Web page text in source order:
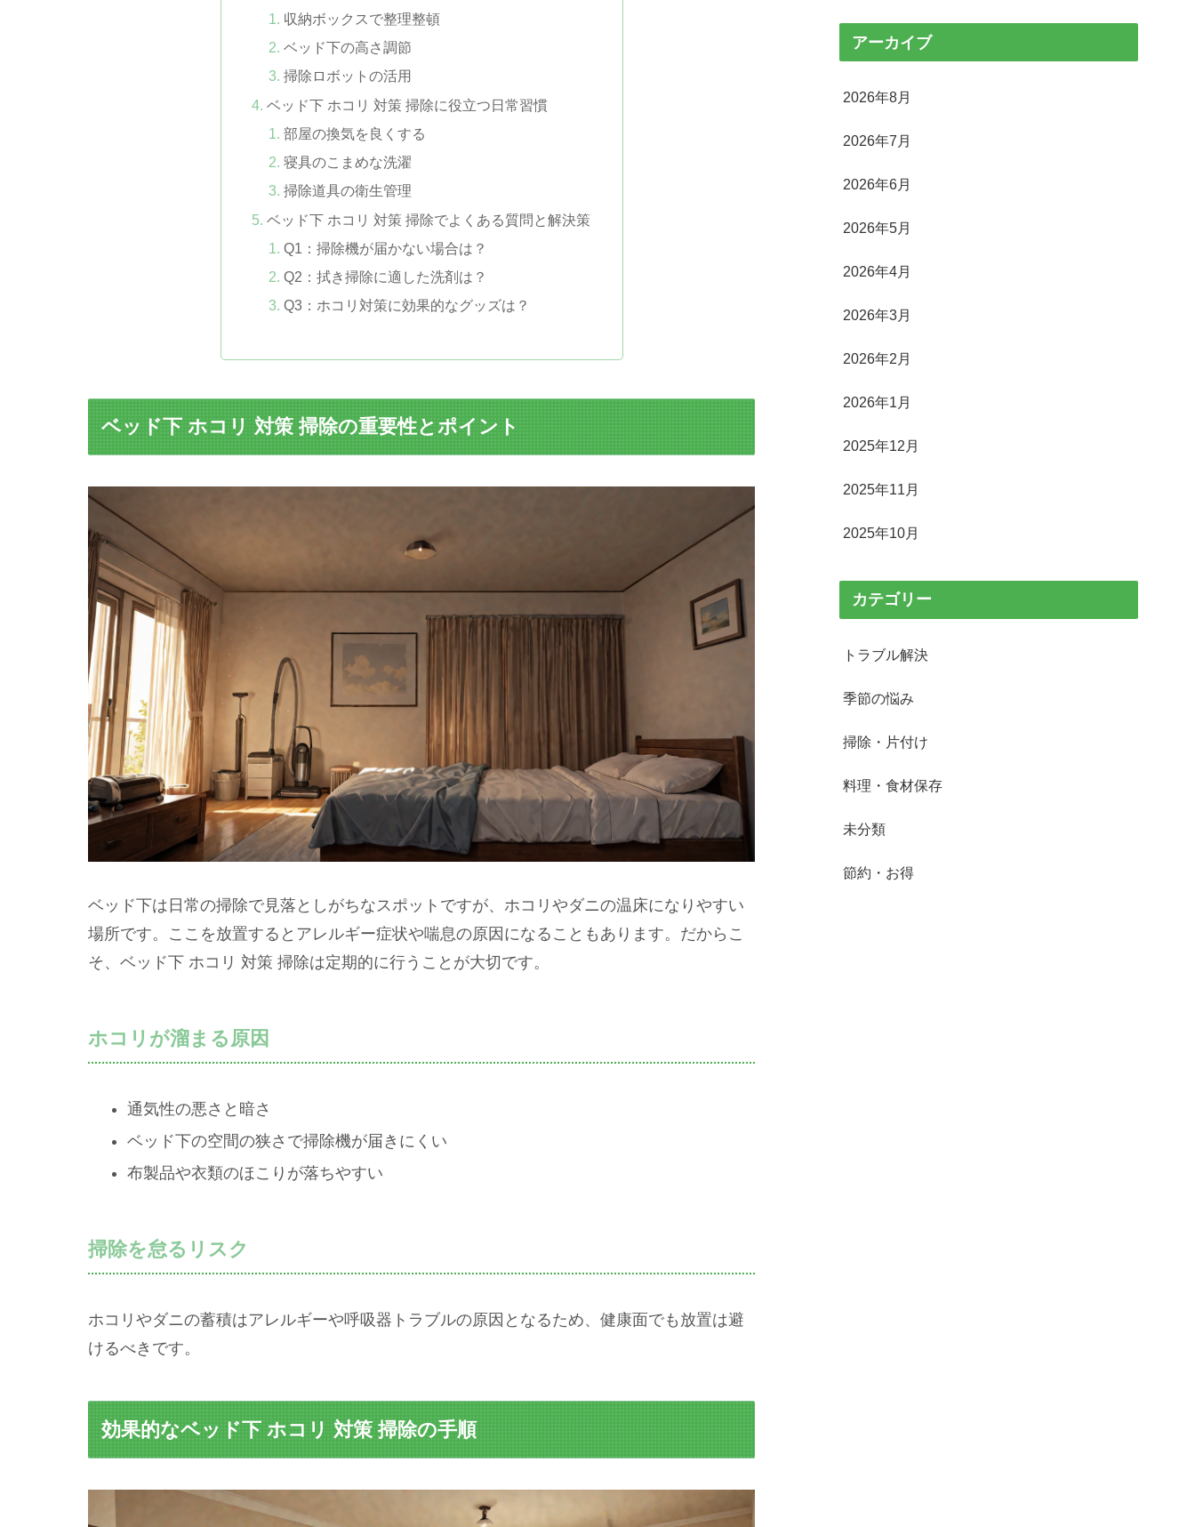
収納ボックスで整理整頓
ベッド下の高さ調節
掃除ロボットの活用
ベッド下 ホコリ 対策 掃除に役立つ日常習慣
部屋の換気を良くする
寝具のこまめな洗濯
掃除道具の衛生管理
ベッド下 ホコリ 対策 掃除でよくある質問と解決策
Q1：掃除機が届かない場合は？
Q2：拭き掃除に適した洗剤は？
Q3：ホコリ対策に効果的なグッズは？
ベッド下 ホコリ 対策 掃除の重要性とポイント
ベッド下は日常の掃除で見落としがちなスポットですが、ホコリやダニの温床になりやすい
場所です。ここを放置するとアレルギー症状や喘息の原因になることもあります。だからこ
そ、ベッド下 ホコリ 対策 掃除は定期的に行うことが大切です。
ホコリが溜まる原因
通気性の悪さと暗さ
ベッド下の空間の狭さで掃除機が届きにくい
布製品や衣類のほこりが落ちやすい
掃除を怠るリスク
ホコリやダニの蓄積はアレルギーや呼吸器トラブルの原因となるため、健康面でも放置は避
けるべきです。
効果的なベッド下 ホコリ 対策 掃除の手順
アーカイブ
2026年8月
2026年7月
2026年6月
2026年5月
2026年4月
2026年3月
2026年2月
2026年1月
2025年12月
2025年11月
2025年10月
カテゴリー
トラブル解決
季節の悩み
掃除・片付け
料理・食材保存
未分類
節約・お得